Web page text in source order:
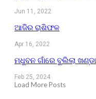
Jun 11, 2022
ଆଜିର ରାଶିଫଳ
Apr 16, 2022
ମଧୁବନ ଗାଁରେ ବୁଲିଲା ଖଣ୍ଡା
Feb 25, 2024
Load More Posts